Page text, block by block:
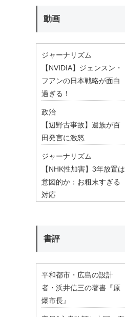
動画
ジャーナリズム
【NVIDIA】ジェンスン・
フアンの日本戦略が面白
過ぎる！
政治
【辺野古事故】遺族が百
田発言に激怒
ジャーナリズム
【NHK性加害】3年放置は
意図的か：お粗末すぎる
対応
書評
平和都市・広島の設計
者・浜井信三の著書『原
爆市長』